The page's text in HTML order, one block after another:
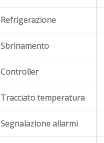
Refrigerazione
Sbrinamento
Controller
Tracciato temperatura
Segnalazione allarmi